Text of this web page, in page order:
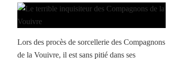
Lors des procès de sorcellerie des Compagnons
de la Vouivre, il est sans pitié dans ses